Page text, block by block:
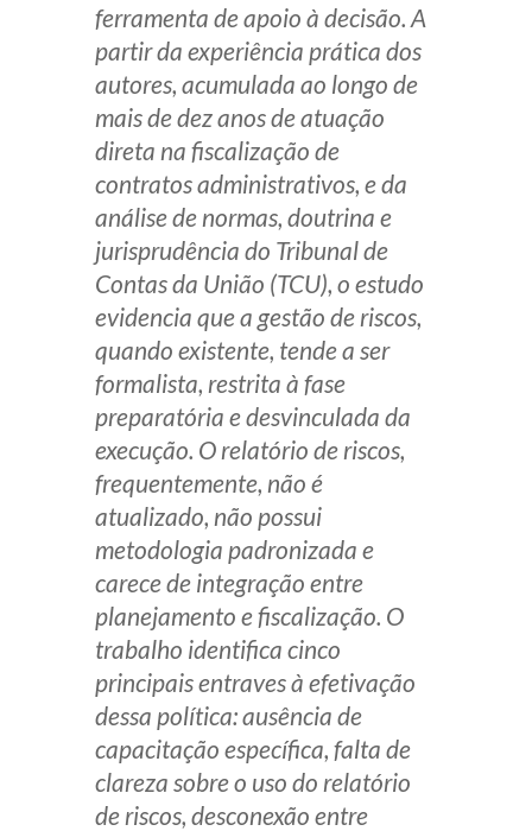
ferramenta de apoio à decisão. A
partir da experiência prática dos
autores, acumulada ao longo de
mais de dez anos de atuação
direta na fiscalização de
contratos administrativos, e da
análise de normas, doutrina e
jurisprudência do Tribunal de
Contas da União (TCU), o estudo
evidencia que a gestão de riscos,
quando existente, tende a ser
formalista, restrita à fase
preparatória e desvinculada da
execução. O relatório de riscos,
frequentemente, não é
atualizado, não possui
metodologia padronizada e
carece de integração entre
planejamento e fiscalização. O
trabalho identifica cinco
principais entraves à efetivação
dessa política: ausência de
capacitação específica, falta de
clareza sobre o uso do relatório
de riscos, desconexão entre